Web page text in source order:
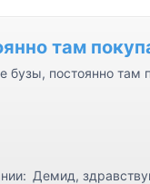
там
бузы, постоянно там
Демид,